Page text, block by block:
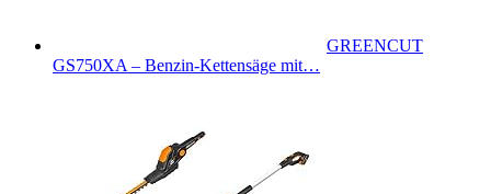
GREENCUT
GS750XA – Benzin-Kettensäge mit…